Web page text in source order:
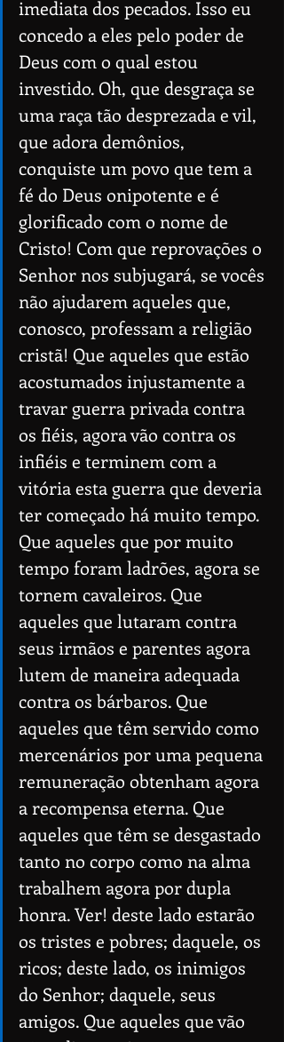
imediata dos pecados. Isso eu
concedo a eles pelo poder de
Deus com o qual estou
investido. Oh, que desgraça se
uma raça tão desprezada e vil,
que adora demônios,
conquiste um povo que tem a
fé do Deus onipotente e é
glorificado com o nome de
Cristo! Com que reprovações o
Senhor nos subjugará, se vocês
não ajudarem aqueles que,
conosco, professam a religião
cristã! Que aqueles que estão
acostumados injustamente a
travar guerra privada contra
os fiéis, agora vão contra os
infiéis e terminem com a
vitória esta guerra que deveria
ter começado há muito tempo.
Que aqueles que por muito
tempo foram ladrões, agora se
tornem cavaleiros. Que
aqueles que lutaram contra
seus irmãos e parentes agora
lutem de maneira adequada
contra os bárbaros. Que
aqueles que têm servido como
mercenários por uma pequena
remuneração obtenham agora
a recompensa eterna. Que
aqueles que têm se desgastado
tanto no corpo como na alma
trabalhem agora por dupla
honra. Ver! deste lado estarão
os tristes e pobres; daquele, os
ricos; deste lado, os inimigos
do Senhor; daquele, seus
amigos. Que aqueles que vão